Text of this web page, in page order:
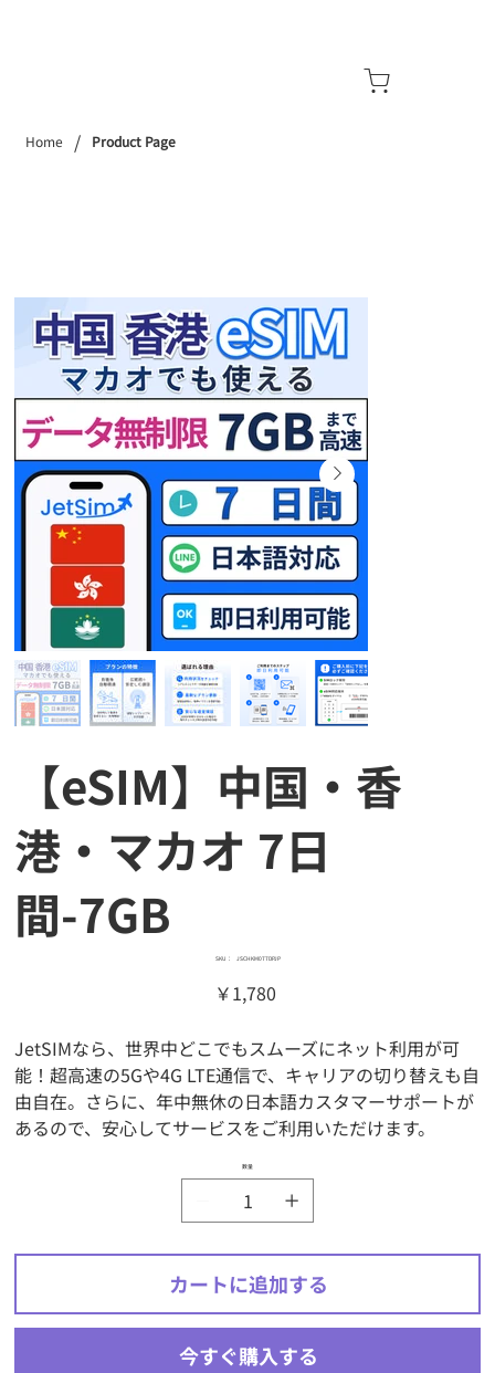
Home / Product Page
【eSIM】中国・香
港・マカオ 7日
間-7GB
SKU：
SKU：
JSCHKM077DPJP
価
格
￥1,780
JetSIMなら、世界中どこでもスムーズにネット利用が可
能！超高速の5Gや4G LTE通信で、キャリアの切り替えも自
由自在。さらに、年中無休の日本語カスタマーサポートが
あるので、安心してサービスをご利用いただけます。
数量
カートに追加する
今すぐ購入する